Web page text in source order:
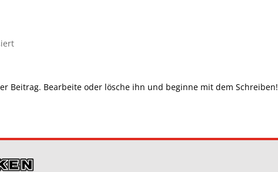
Beitrag. Bearbeite oder lösche ihn und beginne mit dem Schreiben!